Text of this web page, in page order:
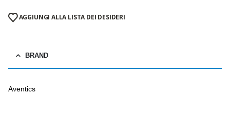
AGGIUNGI ALLA LISTA DEI DESIDERI
BRAND
Aventics